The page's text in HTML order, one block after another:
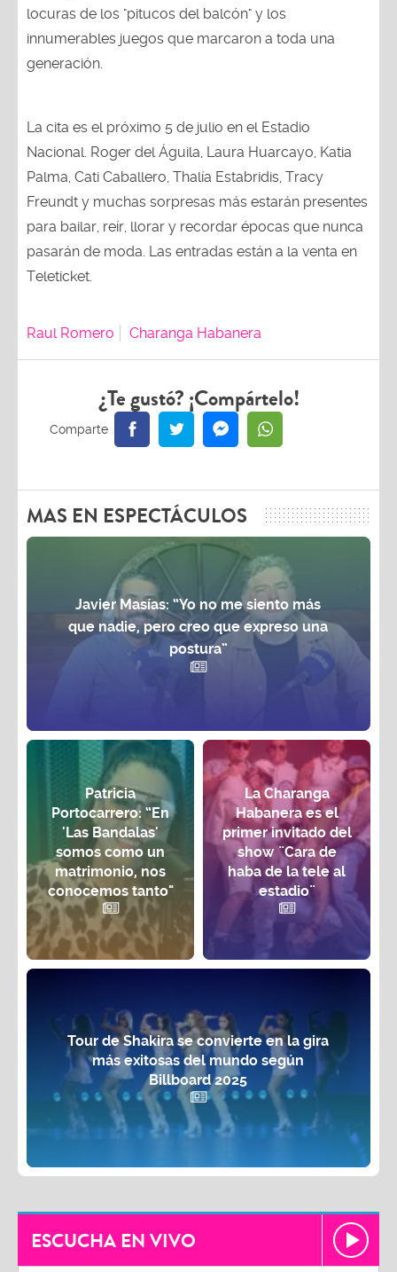
locuras de los "pitucos del balcón" y los
innumerables juegos que marcaron a toda una
generación.
La cita es el próximo 5 de julio en el Estadio
Nacional. Roger del Águila, Laura Huarcayo, Katia
Palma, Cati Caballero, Thalía Estabridis, Tracy
Freundt y muchas sorpresas más estarán presentes
para bailar, reír, llorar y recordar épocas que nunca
pasarán de moda. Las entradas están a la venta en
Teleticket.
Raul Romero Charanga Habanera
¿Te gustó? ¡Compártelo!
MAS EN ESPECTÁCULOS
Javier Masías: “Yo no me siento más
que nadie, pero creo que expreso una
postura”
Patricia
Portocarrero: “En
'Las Bandalas'
somos como un
matrimonio, nos
conocemos tanto"
La Charanga
Habanera es el
primer invitado del
show ¨Cara de
haba de la tele al
estadio¨
Tour de Shakira se convierte en la gira
más exitosas del mundo según
Billboard 2025
ESCUCHA EN VIVO